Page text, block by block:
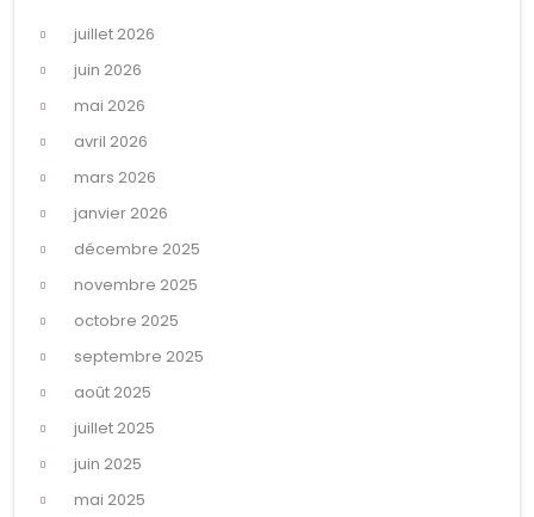
juillet 2026
juin 2026
mai 2026
avril 2026
mars 2026
janvier 2026
décembre 2025
novembre 2025
octobre 2025
septembre 2025
août 2025
juillet 2025
juin 2025
mai 2025